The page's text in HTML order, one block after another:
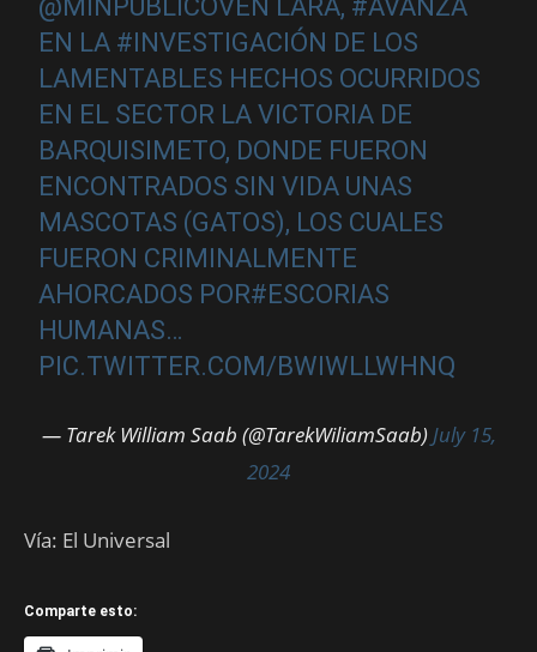
@MINPUBLICOVEN LARA, #AVANZA
EN LA #INVESTIGACIÓN DE LOS
LAMENTABLES HECHOS OCURRIDOS
EN EL SECTOR LA VICTORIA DE
BARQUISIMETO, DONDE FUERON
ENCONTRADOS SIN VIDA UNAS
MASCOTAS (GATOS), LOS CUALES
FUERON CRIMINALMENTE
AHORCADOS POR#ESCORIAS
HUMANAS…
PIC.TWITTER.COM/BWIWLLWHNQ
— Tarek William Saab (@TarekWiliamSaab) July 15,
2024
Vía: El Universal
Comparte esto: